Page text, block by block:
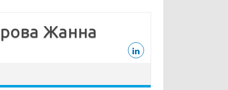
Жанна